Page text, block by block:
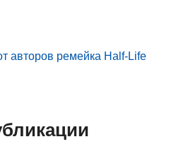
авторов ремейка Half-Life